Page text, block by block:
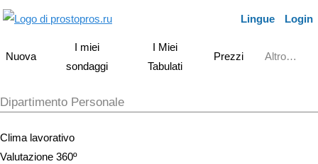
Login
Lingue
Nuova
I miei
sondaggi
I Miei
Tabulati
Prezzi Altro…
Dipartimento Personale
Clima lavorativo
Valutazione 360º